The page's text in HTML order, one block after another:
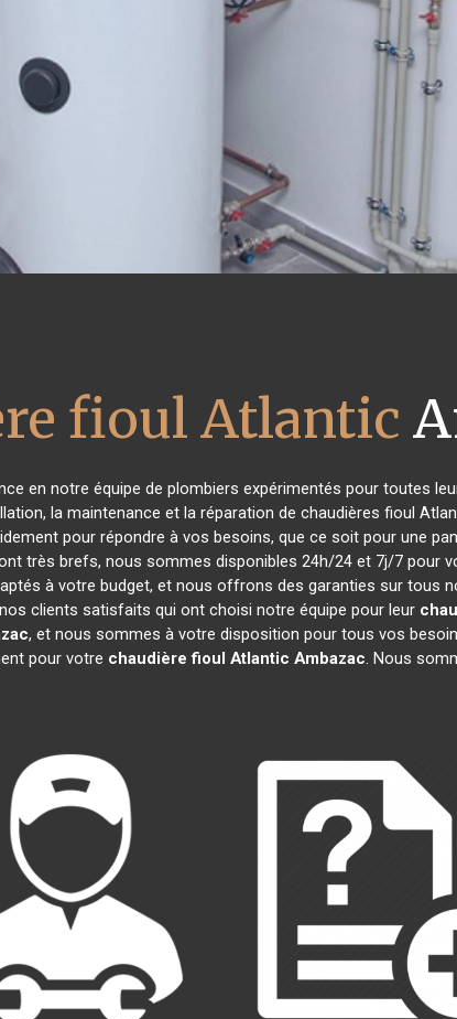
fioul Atlantic
en notre équipe de plombiers expérimentés pour toutes
la maintenance et la réparation de chaudières fioul
pour répondre à vos besoins, que ce soit pour une
très brefs, nous sommes disponibles 24h/24 et 7j/7 pour
à votre budget, et nous offrons des garanties sur tous
clients satisfaits qui ont choisi notre équipe pour leur
, et nous sommes à votre disposition pour tous vos
pour votre chaudière fioul Atlantic Ambazac. Nous